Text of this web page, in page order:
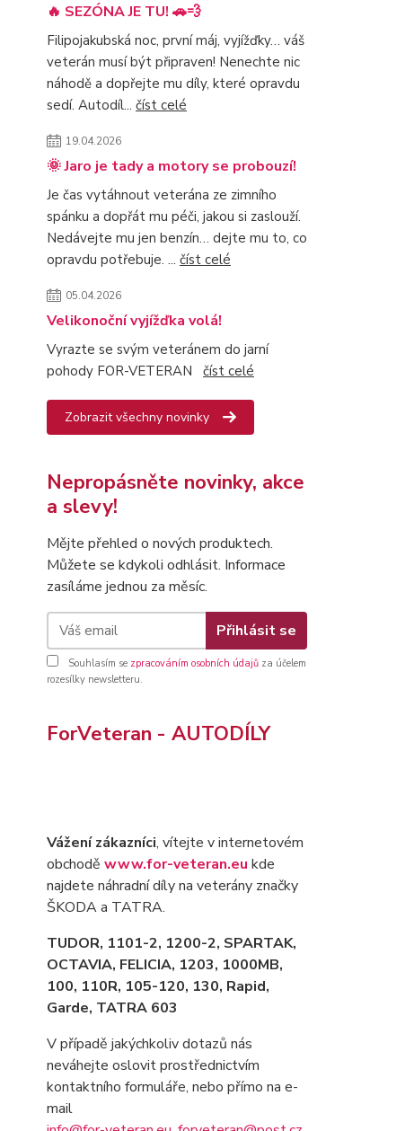
🔥 SEZÓNA JE TU! 🚗💨
Filipojakubská noc, první máj, vyjížďky… váš
veterán musí být připraven! Nenechte nic
náhodě a dopřejte mu díly, které opravdu
sedí. Autodíl... číst celé
19.04.2026
🌞 Jaro je tady a motory se probouzí!
Je čas vytáhnout veterána ze zimního
spánku a dopřát mu péči, jakou si zaslouží.
Nedávejte mu jen benzín… dejte mu to, co
opravdu potřebuje. ... číst celé
05.04.2026
Velikonoční vyjížďka volá!
Vyrazte se svým veteránem do jarní
pohody FOR-VETERAN číst celé
Zobrazit všechny novinky
Nepropásněte novinky, akce
a slevy!
Mějte přehled o nových produktech.
Můžete se kdykoli odhlásit. Informace
zasíláme jednou za měsíc.
Přihlásit se
Souhlasím se zpracováním osobních údajů za účelem
rozesílky newsletteru.
ForVeteran - AUTODÍLY
Vážení zákazníci, vítejte v internetovém
obchodě www.for-veteran.eu kde
najdete náhradní díly na veterány značky
ŠKODA a TATRA.
TUDOR, 1101-2, 1200-2, SPARTAK,
OCTAVIA, FELICIA, 1203, 1000MB,
100, 110R, 105-120, 130, Rapid,
Garde, TATRA 603
V případě jakýchkoliv dotazů nás
neváhejte oslovit prostřednictvím
kontaktního formuláře, nebo přímo na e-
mail